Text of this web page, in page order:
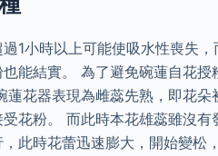
1小時以上可能使吸水性喪失
能結實。 為了避免碗蓮自花
蓮花器表現為雌蕊先熟，即花
花粉。 而此時本花雄蕊雖沒
此時花蕾迅速膨大，開始變